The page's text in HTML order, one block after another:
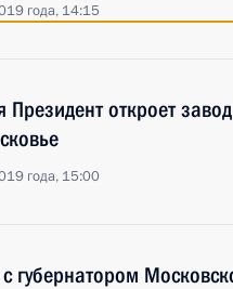
года, 14:15
Президент откроет
года, 15:00
с губернатором